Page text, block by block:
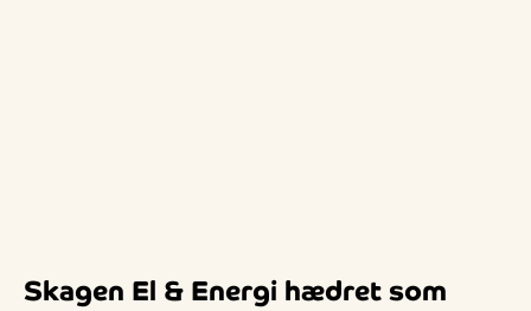
Skagen El & Energi hædret som